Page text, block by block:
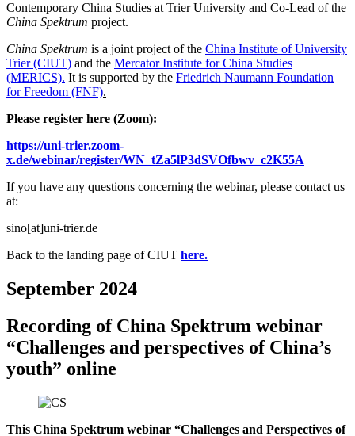
Contemporary China Studies at Trier University and Co-Lead of the
China Spektrum project.
China Spektrum is a joint project of the China Institute of University
Trier (CIUT) and the Mercator Institute for China Studies
(MERICS). It is supported by the Friedrich Naumann Foundation
for Freedom (FNF).
Please register here (Zoom):
https://uni-trier.zoom-
x.de/webinar/register/WN_tZa5lP3dSVOfbwv_c2K55A
If you have any questions concerning the webinar, please contact us
at:
sino[at]uni-trier.de
Back to the landing page of CIUT here.
September 2024
Recording of China Spektrum webinar
“Challenges and perspectives of China’s
youth” online
This China Spektrum webinar “Challenges and Perspectives of